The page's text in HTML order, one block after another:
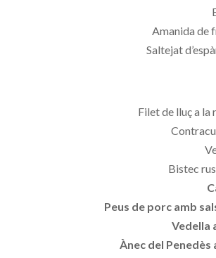
Amanida de
Saltejat
Filet de lluç a la
Bistec
Peus de porc amb
Vedella
Ànec del Penedès